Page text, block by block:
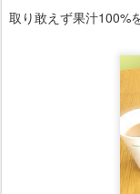
取り敢えず果汁100%